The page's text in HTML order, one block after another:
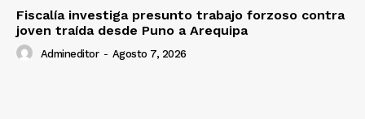
Contacto
Prensa
Fiscalía investiga presunto trabajo forzoso contra
joven traída desde Puno a Arequipa
Admineditor - Agosto 7, 2026